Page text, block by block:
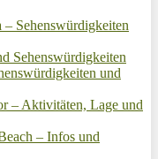
Sehenswürdigkeiten
Sehenswürdigkeiten
und
– Aktivitäten, Lage und
– Infos und